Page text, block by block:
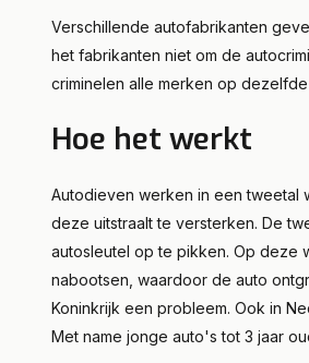
Verschillende autofabrikanten
het fabrikanten niet om de
criminelen alle merken op
Hoe het werkt
Autodieven werken in een tweetal
deze uitstraalt te versterken. De
autosleutel op te pikken. Op deze
nabootsen, waardoor de auto
Koninkrijk een probleem. Ook in
Met name jonge auto's tot 3 jaar